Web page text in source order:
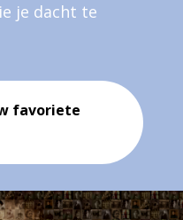
je dacht te
favoriete